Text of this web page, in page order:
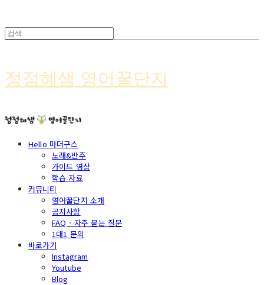
정정혜샘 영어꿀단지
Hello 마더구스
노래&반주
가이드 영상
학습 자료
커뮤니티
영어꿀단지 소개
공지사항
FAQ - 자주 묻는 질문
1대1 문의
바로가기
Instagram
Youtube
Blog